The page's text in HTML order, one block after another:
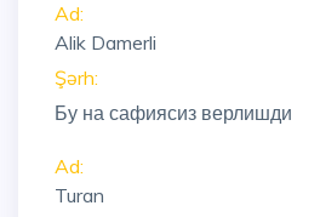
Ad:
Alik Damerli
Şərh:
Бу на сафиясиз верлишди
Ad:
Turan